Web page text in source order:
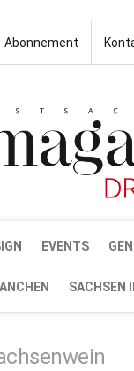
Abonnement
EVENTS
SACHSEN